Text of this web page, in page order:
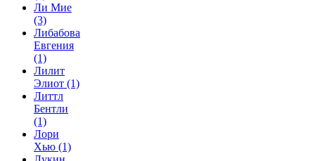
Ли Мие
(3)
Либабова
Евгения
(1)
Лилит
Элиот (1)
Литтл
Бентли
(1)
Лори
Хью (1)